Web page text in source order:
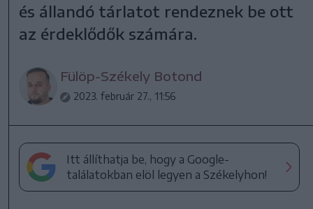
és állandó tárlatot rendeznek be ott
az érdeklődők számára.
Fülöp-Székely Botond
2023. február 27., 11:56
Itt állíthatja be, hogy a Google-
találatokban elöl legyen a Székelyhon!